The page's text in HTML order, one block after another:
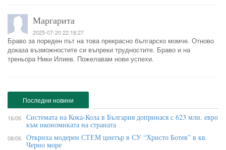
Маргарита
2025-07-20 22:18:27
Браво за пореден път на това прекрасно българско момче. Отново
доказа възможностите си въпреки трудностите. Браво и на
треньора Ники Илиев. Пожелавам нови успехи.
Последни новини
16/06 Системата на Кока-Кола в България допринася с 623 млн. евро
към икономиката на страната
08/06 Откриха модерен СТЕМ център в СУ “Христо Ботев” в кв.
Черно море